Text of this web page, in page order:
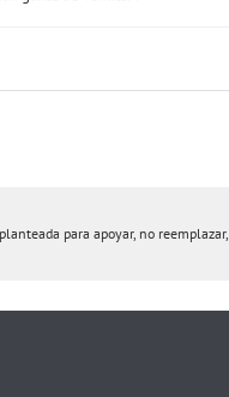
para apoyar, no